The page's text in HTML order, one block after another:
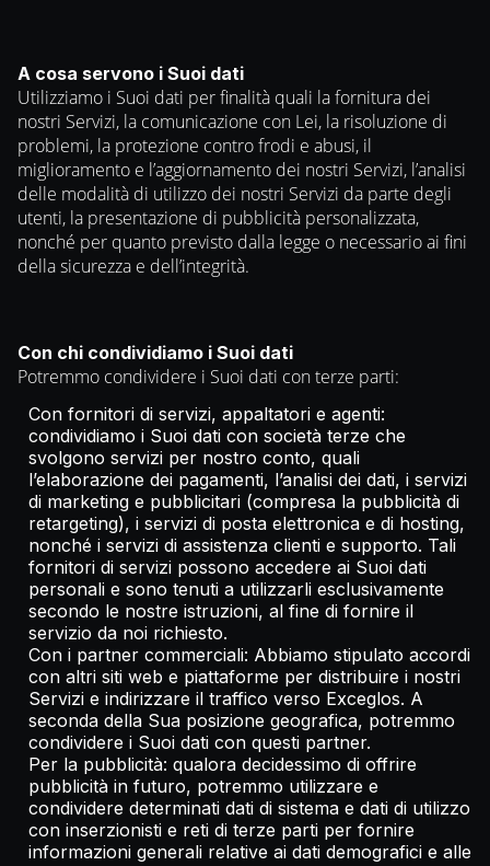
A cosa servono i Suoi dati
Utilizziamo i Suoi dati per finalità quali la fornitura dei
nostri Servizi, la comunicazione con Lei, la risoluzione di
problemi, la protezione contro frodi e abusi, il
miglioramento e l’aggiornamento dei nostri Servizi, l’analisi
delle modalità di utilizzo dei nostri Servizi da parte degli
utenti, la presentazione di pubblicità personalizzata,
nonché per quanto previsto dalla legge o necessario ai fini
della sicurezza e dell’integrità.
Con chi condividiamo i Suoi dati
Potremmo condividere i Suoi dati con terze parti:
Con fornitori di servizi, appaltatori e agenti:
condividiamo i Suoi dati con società terze che
svolgono servizi per nostro conto, quali
l’elaborazione dei pagamenti, l’analisi dei dati, i servizi
di marketing e pubblicitari (compresa la pubblicità di
retargeting), i servizi di posta elettronica e di hosting,
nonché i servizi di assistenza clienti e supporto. Tali
fornitori di servizi possono accedere ai Suoi dati
personali e sono tenuti a utilizzarli esclusivamente
secondo le nostre istruzioni, al fine di fornire il
servizio da noi richiesto.
Con i partner commerciali: Abbiamo stipulato accordi
con altri siti web e piattaforme per distribuire i nostri
Servizi e indirizzare il traffico verso Exceglos. A
seconda della Sua posizione geografica, potremmo
condividere i Suoi dati con questi partner.
Per la pubblicità: qualora decidessimo di offrire
pubblicità in futuro, potremmo utilizzare e
condividere determinati dati di sistema e dati di utilizzo
con inserzionisti e reti di terze parti per fornire
informazioni generali relative ai dati demografici e alle